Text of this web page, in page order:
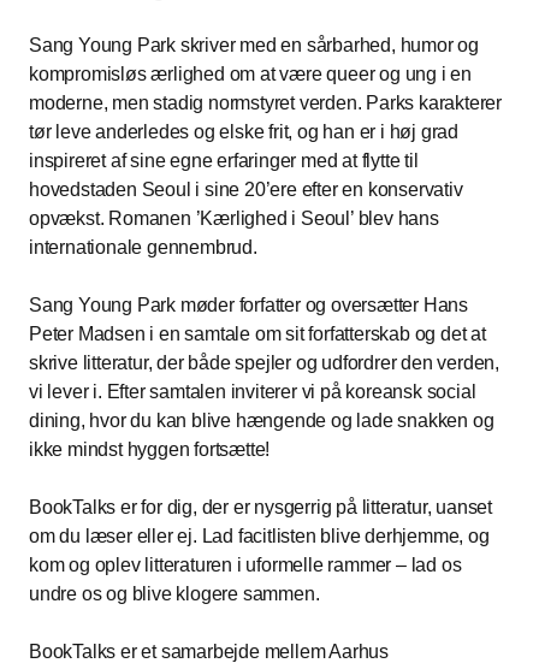
Sang Young Park skriver med en sårbarhed, humor og
kompromisløs ærlighed om at være queer og ung i en
moderne, men stadig normstyret verden. Parks karakterer
tør leve anderledes og elske frit, og han er i høj grad
inspireret af sine egne erfaringer med at flytte til
hovedstaden Seoul i sine 20’ere efter en konservativ
opvækst. Romanen ’Kærlighed i Seoul’ blev hans
internationale gennembrud.
Sang Young Park møder forfatter og oversætter Hans
Peter Madsen i en samtale om sit forfatterskab og det at
skrive litteratur, der både spejler og udfordrer den verden,
vi lever i. Efter samtalen inviterer vi på koreansk social
dining, hvor du kan blive hængende og lade snakken og
ikke mindst hyggen fortsætte!
BookTalks er for dig, der er nysgerrig på litteratur, uanset
om du læser eller ej. Lad facitlisten blive derhjemme, og
kom og oplev litteraturen i uformelle rammer – lad os
undre os og blive klogere sammen.
BookTalks er et samarbejde mellem Aarhus